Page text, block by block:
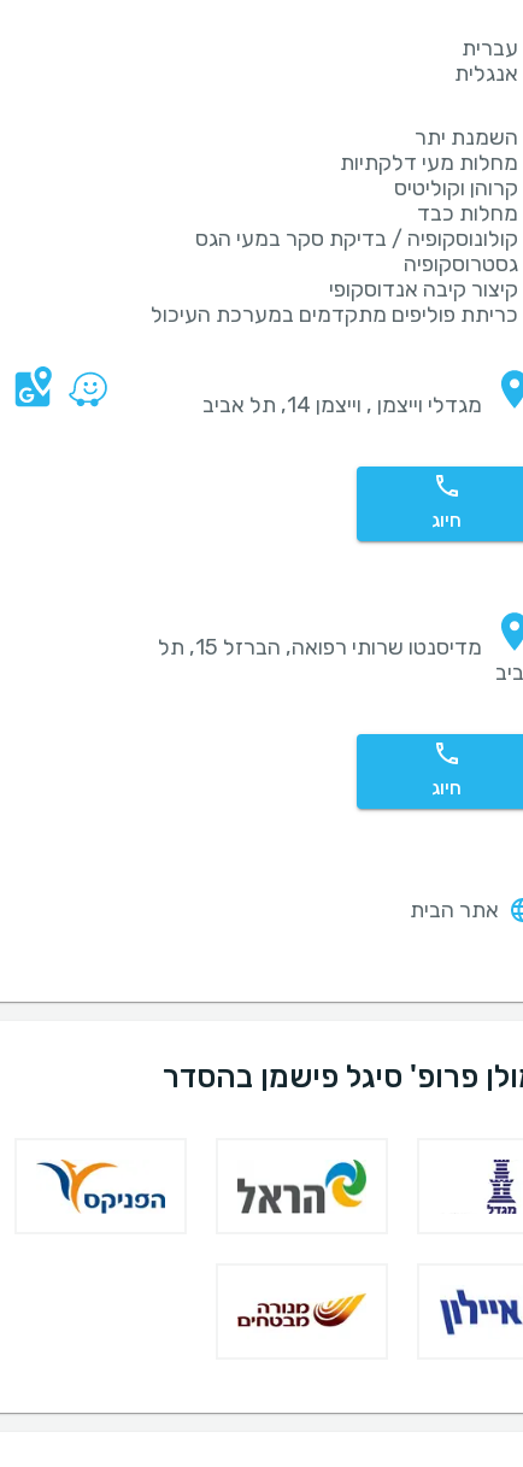
עברית
אנגלית
השמנת יתר
מחלות מעי דלקתיות
קרוהן וקוליטיס
מחלות כבד
קולונוסקופיה / בדיקת סקר במעי הגס
גסטרוסקופיה
קיצור קיבה אנדוסקופי
כריתת פוליפים מתקדמים במערכת העיכול
מגדלי וייצמן , וייצמן 14, תל אביב
חיוג
מדיסנטו שרותי רפואה, הברזל 15, תל
חיוג
אתר הבית
פרופ' סיגל פישמן בהסדר